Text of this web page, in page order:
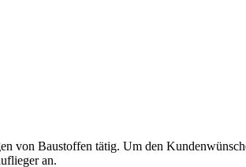
von Baustoffen tätig. Um den
an.